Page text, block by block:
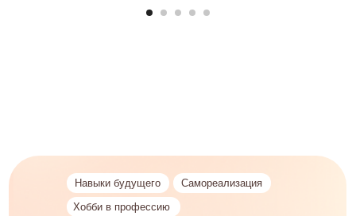
Навыки будущего
Самореализация
Хобби в профессию